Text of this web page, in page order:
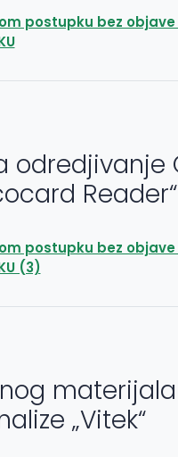
postupku bez objave
odredjivanje
Reader“
postupku bez objave
(3)
„Vitek“